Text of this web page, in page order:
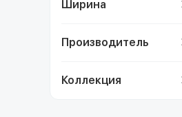
Ширина
Производитель
Коллекция